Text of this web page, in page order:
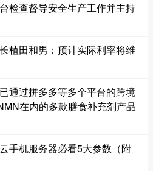
检查督导安全生产工作并主持
植田和男：预计实际利率将维
通过拼多多等多个平台的跨境
在内的多款膳食补充剂产品
手机服务器必看5大参数（附